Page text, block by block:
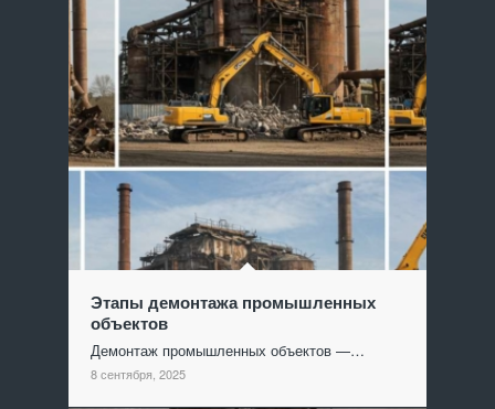
Этапы демонтажа промышленных
объектов
Демонтаж промышленных объектов —…
8 сентября, 2025